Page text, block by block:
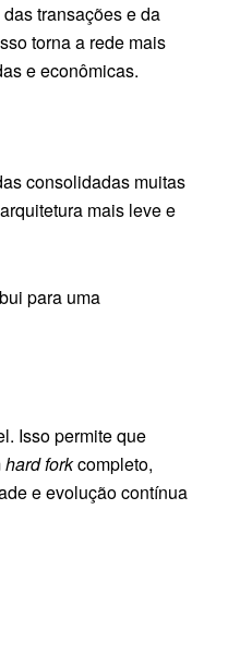
transações e da
torna a rede mais
e econômicas.
consolidadas muitas
mais leve e
para uma
Isso permite que
hard forkcompleto,
e evolução contínua